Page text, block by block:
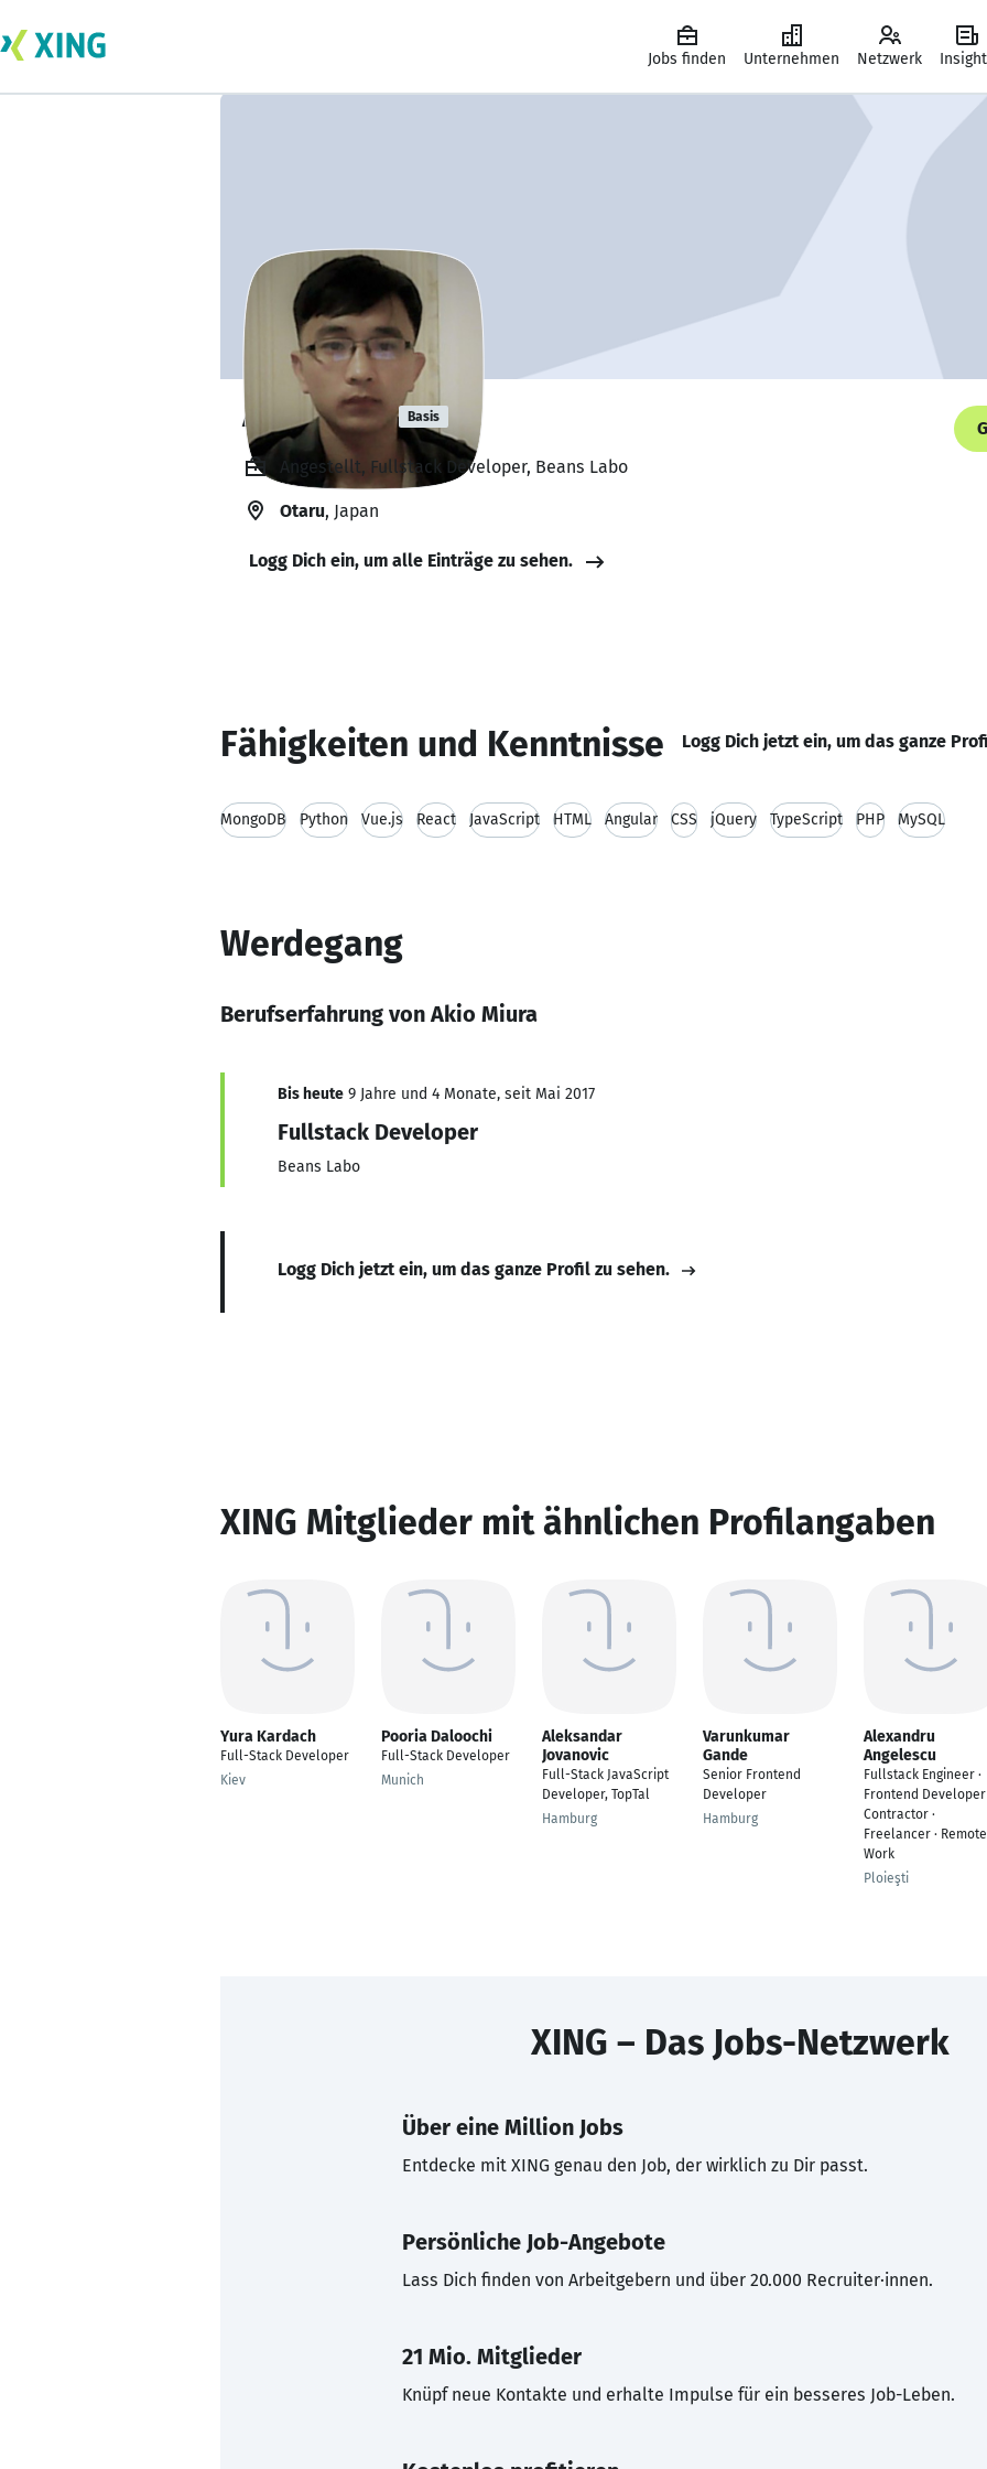
Jobs finden Unternehmen Netzwerk
Akio Miura Basis
Angestellt, Fullstack Developer, Beans Labo
Otaru, Japan
Logg Dich ein, um alle Einträge zu sehen.
Fähigkeiten und Kenntnisse Logg Dich jetzt ein, um das ganze
MongoDB Python Vue.js React JavaScript HTML Angular CSS jQuery TypeScript PHP MySQL
Werdegang
Berufserfahrung von Akio Miura
Bis heute 9 Jahre und 4 Monate, seit Mai 2017
Fullstack Developer
Beans Labo
Logg Dich jetzt ein, um das ganze Profil zu sehen.
XING Mitglieder mit ähnlichen Profilangaben
Yura Kardach
Full-Stack Developer
Kiev
Pooria Daloochi
Full-Stack Developer
Munich
Aleksandar
Jovanovic
Full-Stack JavaScript
Developer, TopTal
Hamburg
Varunkumar
Gande
Senior Frontend
Developer
Hamburg
Alexandru
Angelescu
Fullstack Engineer ·
Frontend Developer
Contractor ·
Freelancer · Remote
Work
Ploieşti
XING – Das Jobs-Netzwerk
Über eine Million Jobs
Entdecke mit XING genau den Job, der wirklich zu Dir passt.
Persönliche Job-Angebote
Lass Dich finden von Arbeitgebern und über 20.000 Recruiter·innen.
21 Mio. Mitglieder
Knüpf neue Kontakte und erhalte Impulse für ein besseres Job-Leben.